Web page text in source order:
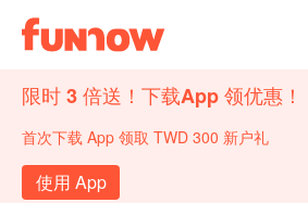
限时 3 倍送！下载App 领优惠！
首次下载 App 领取 TWD 300 新户礼
使用 App